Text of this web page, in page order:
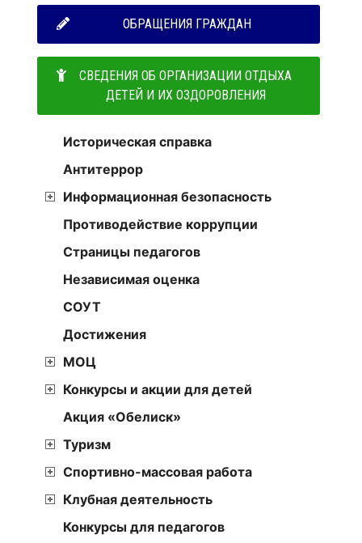
ОБРАЩЕНИЯ ГРАЖДАН
СВЕДЕНИЯ ОБ ОРГАНИЗАЦИИ ОТДЫХА
ДЕТЕЙ И ИХ ОЗДОРОВЛЕНИЯ
Историческая справка
Антитеррор
Информационная безопасность
Противодействие коррупции
Страницы педагогов
Независимая оценка
СОУТ
Достижения
МОЦ
Конкурсы и акции для детей
Акция «Обелиск»
Туризм
Спортивно-массовая работа
Клубная деятельность
Конкурсы для педагогов